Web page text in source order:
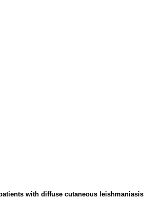
with diffuse cutaneous leishmaniasis